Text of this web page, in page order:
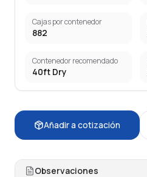
Cajas por contenedor
882
Contenedor recomendado
40ft Dry
Añadir a cotización
Observaciones